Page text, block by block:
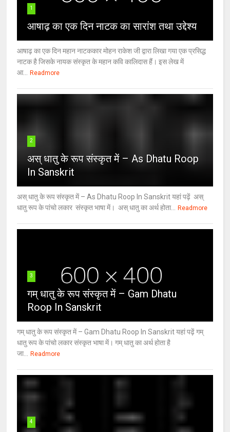
1
आषाढ़ का एक दिन नाटक का सारांश तथा उद्देश्य
आषाढ़ का एक दिन महान नाटककार मोहन राकेश जी द्वारा लिखा गया एक प्रसिद्ध
नाटक है जिसके नायक संस्कृत के महान कवि कालिदास हैं। इस लेख में
आ...
Readmore
2
अस् धातु के रूप संस्कृत में – As Dhatu Roop
In Sanskrit
अस् धातु के रूप संस्कृत में – As Dhatu Roop In Sanskrit यहां पढ़ें अस्
धातु रूप के पांचो लकार संस्कृत भाषा में। अस् धातु का अर्थ होता...
Readmore
3
गम् धातु के रूप संस्कृत में – Gam Dhatu
Roop In Sanskrit
गम् धातु के रूप संस्कृत में – Gam Dhatu Roop In Sanskrit यहां पढ़ें गम्
धातु रूप के पांचो लकार संस्कृत भाषा में। गम् धातु का अर्थ होता है
जा...
Readmore
4